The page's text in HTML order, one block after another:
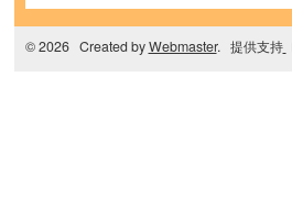
© 2026 Created byWebmaster. 提供支持